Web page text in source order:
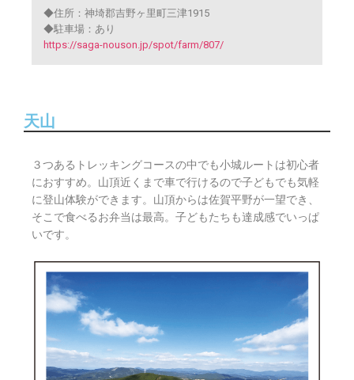
◆住所：神埼郡吉野ヶ里町三津1915
◆駐車場：あり
https://saga-nouson.jp/spot/farm/807/
天山
３つあるトレッキングコースの中でも小城ルートは初心者
におすすめ。山頂近くまで車で行けるので子どもでも気軽
に登山体験ができます。山頂からは佐賀平野が一望でき、
そこで食べるお弁当は最高。子どもたちも達成感でいっぱ
いです。